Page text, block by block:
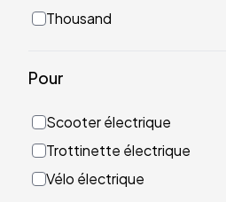
Thousand
Pour
Scooter électrique
Trottinette électrique
Vélo électrique